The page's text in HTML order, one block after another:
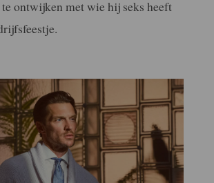
ontwijken met wie hij seks heeft